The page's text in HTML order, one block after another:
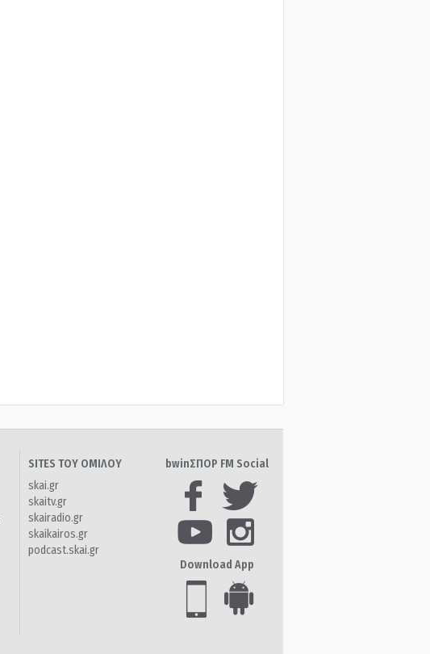
SITES ΤΟΥ ΟΜΙΛΟΥ
skai.gr
skaitv.gr
skairadio.gr
skaikairos.gr
podcast.skai.gr
bwinΣΠΟΡ FM Social
Download App